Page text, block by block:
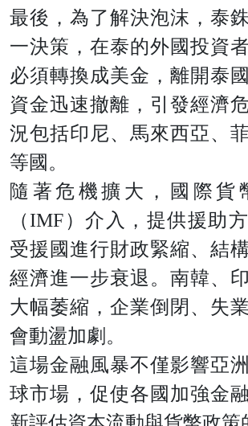
最後，為了解決泡沫，泰
一決策，在泰的外國投資
必須轉換成美金，離開泰
資金迅速撤離，引發經濟
況包括印尼、馬來西亞、
等國。
隨著危機擴大，國際貨
（IMF）介入，提供援助
受援國進行財政緊縮、結
經濟進一步衰退。南韓、
大幅萎縮，企業倒閉、失
會動盪加劇。
這場金融風暴不僅影響亞
球市場，促使各國加強金